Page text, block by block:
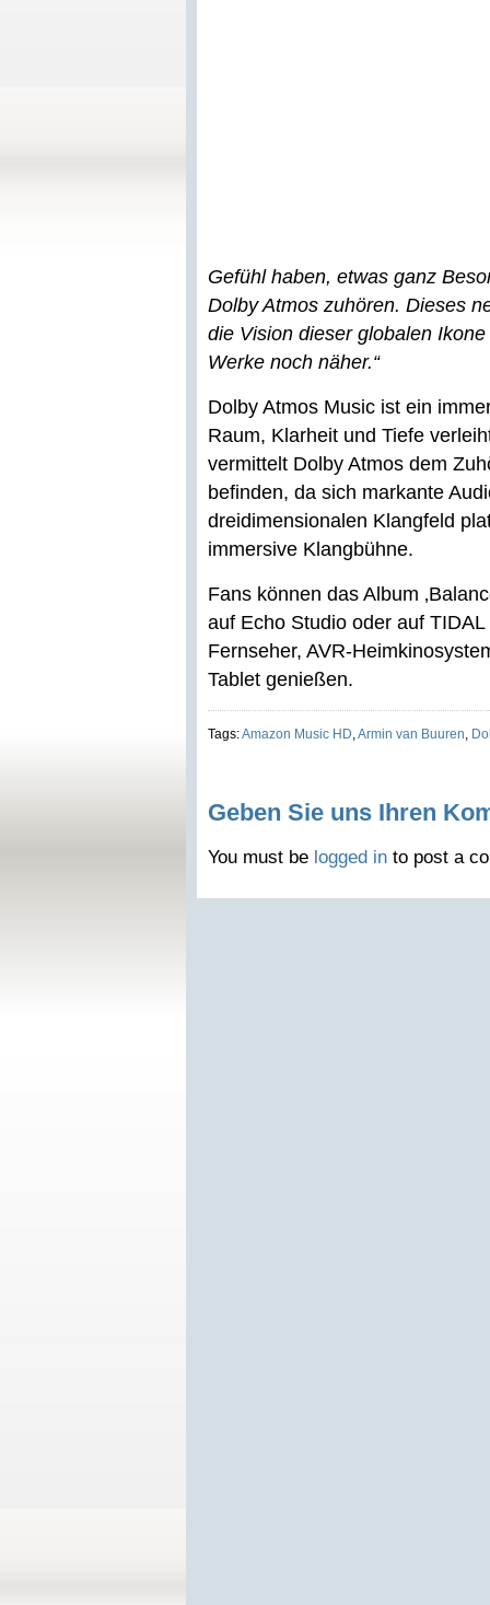
Gefühl haben, etwas ganz
Dolby Atmos zuhören. Dieses
die Vision dieser globalen
Werke noch näher.“
Dolby Atmos Music ist ein
Raum, Klarheit und Tiefe
vermittelt Dolby Atmos dem
befinden, da sich markante
dreidimensionalen Klangfeld
immersive Klangbühne.
Fans können das Album
auf Echo Studio oder auf
Fernseher, AVR-
Tablet genießen.
Tags:Amazon Music HD Armin van Buuren
Geben Sie uns Ihren
You must be logged in to post a